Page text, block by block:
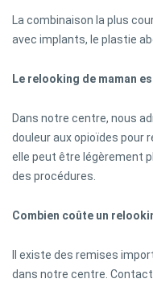
La combinaison la plus
avec implants, le plastie
Le relooking de maman
Dans notre centre, nous
douleur aux opioïdes pour
elle peut être légèrement
des procédures.
Combien coûte un
Il existe des remises
dans notre centre.